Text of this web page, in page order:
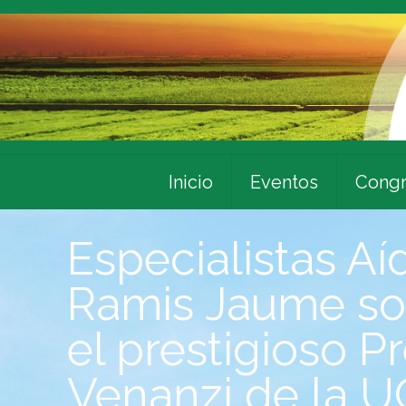
Inicio Eventos
Especialistas
Ramis Jaume
el prestigioso
Venanzi de la